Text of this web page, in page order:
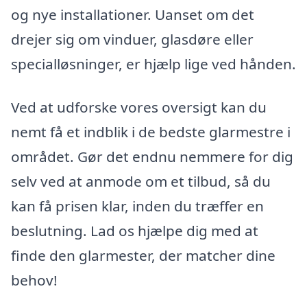
og nye installationer. Uanset om det
drejer sig om vinduer, glasdøre eller
specialløsninger, er hjælp lige ved hånden.
Ved at udforske vores oversigt kan du
nemt få et indblik i de bedste glarmestre i
området. Gør det endnu nemmere for dig
selv ved at anmode om et tilbud, så du
kan få prisen klar, inden du træffer en
beslutning. Lad os hjælpe dig med at
finde den glarmester, der matcher dine
behov!